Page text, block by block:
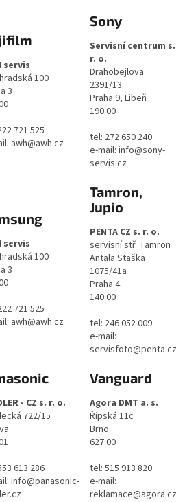
servis
100
3
721 525
awh@awh.cz
Sony
Servisní centrum s.
r. o.
Drahobejlova
2391/13
Praha 9, Libeň
190 00
tel: 272 650 240
e-mail: info@sony-
servis.cz
servis
100
3
721 525
awh@awh.cz
Tamron,
Jupio
PENTA CZ s. r. o.
servisní stř. Tamron
Antala Staška
1075/41a
Praha 4
140 00
tel: 246 052 009
e-mail:
servisfoto@penta.cz
- CZ s. r. o.
722/15
613 286
info@panasonic-
Vanguard
Agora DMT a. s.
Řípská 11c
Brno
627 00
tel: 515 913 820
e-mail:
reklamace@agora.cz